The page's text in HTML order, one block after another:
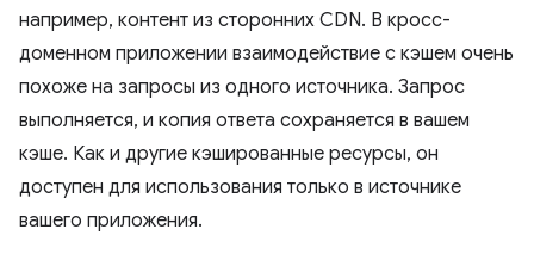
например, контент из сторонних CDN. В кросс-
доменном приложении взаимодействие с кэшем очень
похоже на запросы из одного источника. Запрос
выполняется, и копия ответа сохраняется в вашем
кэше. Как и другие кэшированные ресурсы, он
доступен для использования только в источнике
вашего приложения.